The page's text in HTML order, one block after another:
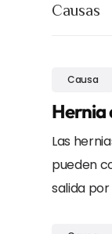
Causas
Causa
Hernia
Las
pueden
salida